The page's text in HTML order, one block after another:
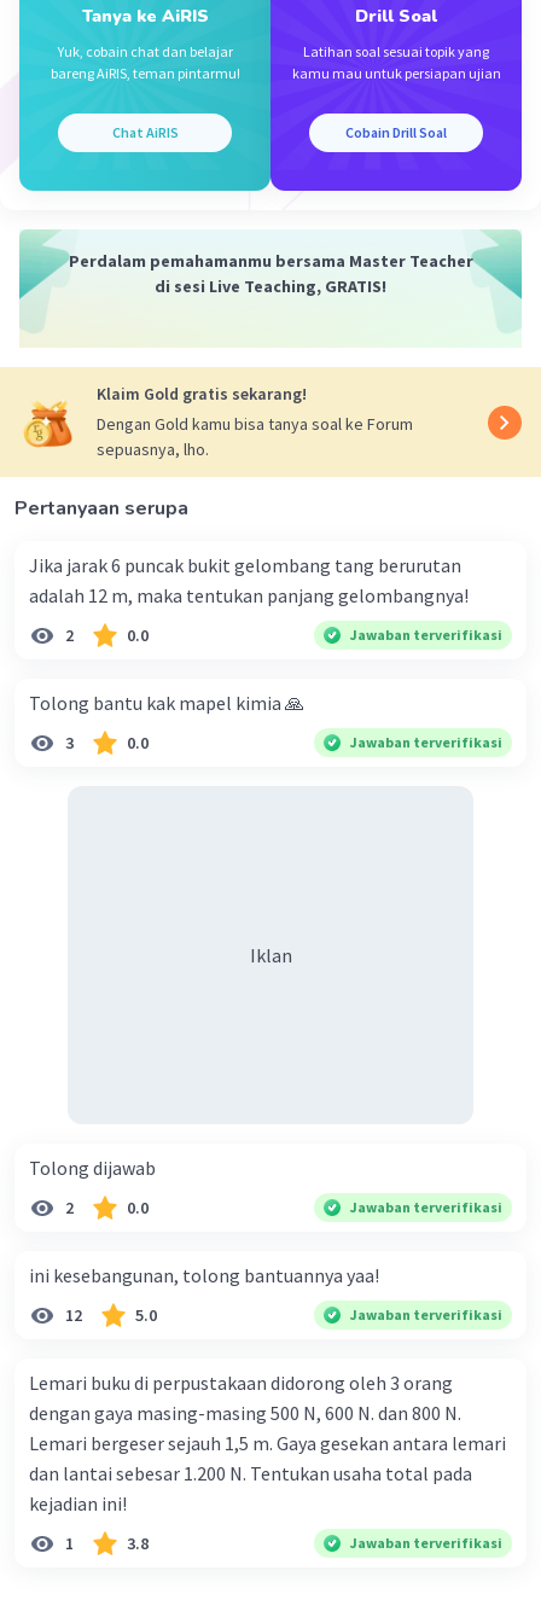
Beri Rating·0.0( Balas
Tanya ke AiRIS
Yuk, cobain chat dan belajar
bareng AiRIS, teman pintarmu!
Chat AiRIS
Drill Soal
Latihan soal sesuai topik yang
kamu mau untuk persiapan ujian
Cobain Drill Soal
Perdalam pemahamanmu bersama Master Teacher
di sesi Live Teaching, GRATIS!
Klaim Gold gratis sekarang!
Dengan Gold kamu bisa tanya soal ke Forum
sepuasnya, lho.
Pertanyaan serupa
Jika jarak 6 puncak bukit gelombang tang berurutan
adalah 12 m, maka tentukan panjang gelombangnya!
2 0.0 Jawaban terverifikasi
Tolong bantu kak mapel kimia 🙏
3 0.0 Jawaban terverifikasi
Iklan
Tolong dijawab
2 0.0 Jawaban terverifikasi
ini kesebangunan, tolong bantuannya yaa!
12 5.0 Jawaban terverifikasi
Lemari buku di perpustakaan didorong oleh 3 orang
dengan gaya masing-masing 500 N, 600 N. dan 800 N.
Lemari bergeser sejauh 1,5 m. Gaya gesekan antara lemari
dan lantai sebesar 1.200 N. Tentukan usaha total pada
kejadian ini!
1 3.8 Jawaban terverifikasi